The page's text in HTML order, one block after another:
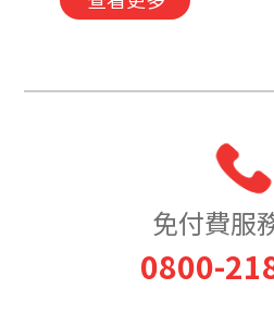
免付費服
0800-